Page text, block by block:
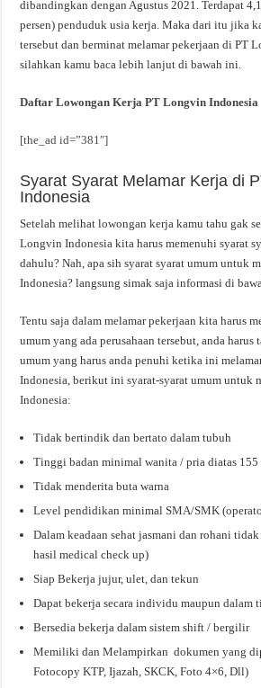
dibandingkan dengan Agustus 2021. Terdapat
persen) penduduk usia kerja. Maka dari itu jika
tersebut dan berminat melamar pekerjaan di PT
silahkan kamu baca lebih lanjut di bawah ini.
Daftar Lowongan Kerja PT Longvin Indonesia
[the_ad id=”381″]
Syarat Syarat Melamar Kerja di
Indonesia
Setelah melihat lowongan kerja kamu tahu gak
Longvin Indonesia kita harus memenuhi syarat
dahulu? Nah, apa sih syarat syarat umum untuk
Indonesia? langsung simak saja informasi di
Tentu saja dalam melamar pekerjaan kita harus
umum yang ada perusahaan tersebut, anda harus
umum yang harus anda penuhi ketika ini
Indonesia, berikut ini syarat-syarat umum untuk
Indonesia:
Tidak bertindik dan bertato dalam tubuh
Tinggi badan minimal wanita / pria diatas 155
Tidak menderita buta warna
Level pendidikan minimal SMA/SMK
Dalam keadaan sehat jasmani dan rohani
hasil medical check up)
Siap Bekerja jujur, ulet, dan tekun
Dapat bekerja secara individu maupun dalam
Bersedia bekerja dalam sistem shift / bergilir
Memiliki dan Melampirkan dokumen yang
Fotocopy KTP, Ijazah, SKCK, Foto 4×6, Dll)